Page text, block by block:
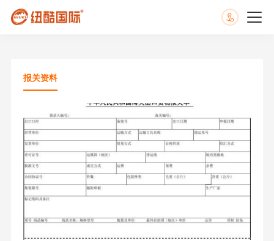
报关资料